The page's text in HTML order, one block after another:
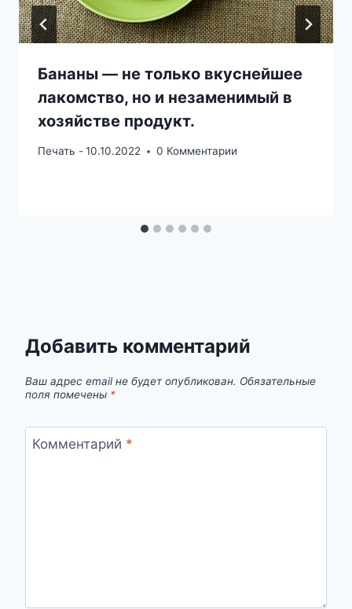
Бананы — не только вкуснейшее
лакомство, но и незаменимый в
хозяйстве продукт.
Печать -10.10.2022 0 Комментарии
Добавить комментарий
Ваш адрес email не будет опубликован. Обязательные
поля помечены *
Комментарий *